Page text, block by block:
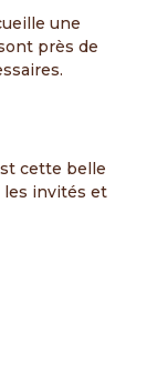
une
près de
cette belle
invités et